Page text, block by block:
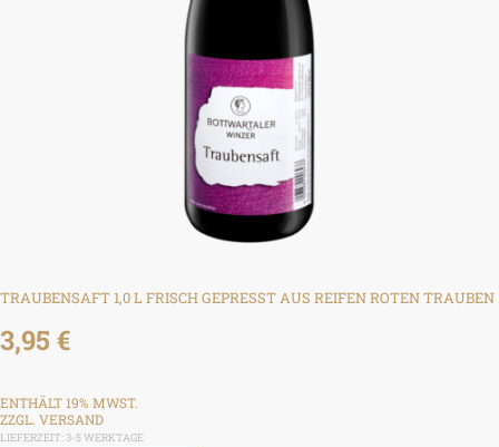
TRAUBENSAFT 1,0 L FRISCH GEPRESST AUS REIFEN ROTEN TRAUBEN
3,95 €
ENTHÄLT 19% MWST.
ZZGL. VERSAND
LIEFERZEIT: 3-5 WERKTAGE